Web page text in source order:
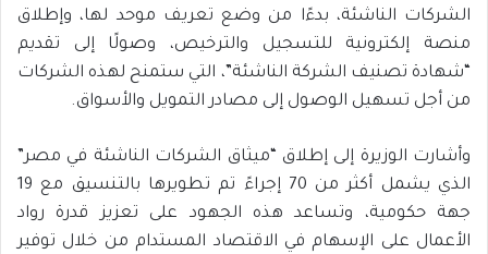
الشركات الناشئة، بدءًا من وضع تعريف موحد لها، وإطلاق
منصة إلكترونية للتسجيل والترخيص، وصولًا إلى تقديم
“شهادة تصنيف الشركة الناشئة”، التي ستمنح لهذه الشركات
من أجل تسهيل الوصول إلى مصادر التمويل والأسواق.
وأشارت الوزيرة إلى إطلاق “ميثاق الشركات الناشئة في مصر”
الذي يشمل أكثر من 70 إجراءً تم تطويرها بالتنسيق مع 19
جهة حكومية، وتساعد هذه الجهود على تعزيز قدرة رواد
الأعمال على الإسهام في الاقتصاد المستدام من خلال توفير